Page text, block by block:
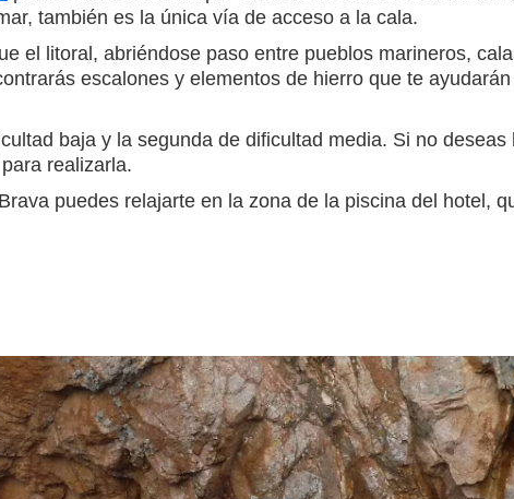
también es la única vía de acceso a la cala.
el litoral, abriéndose paso entre pueblos marineros,
escalones y elementos de hierro que te
baja y la segunda de dificultad media. Si no
realizarla.
puedes relajarte en la zona de la piscina del hotel,